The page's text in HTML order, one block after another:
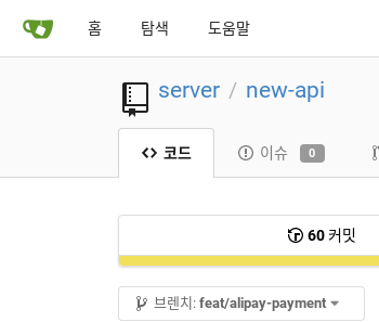
홈 탐색 도움말
server / new-api
코드 이슈 0
60커밋
브렌치:feat/alipay-payment